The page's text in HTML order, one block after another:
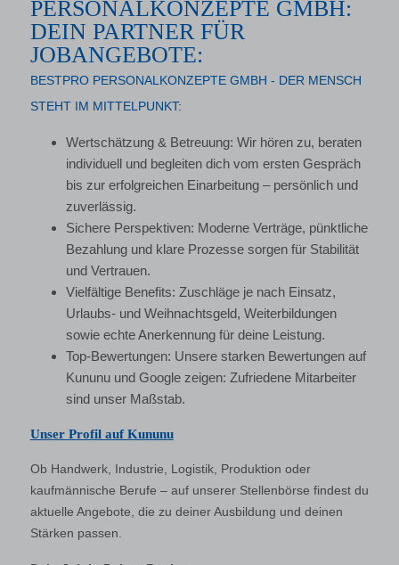
PERSONALKONZEPTE GMBH:
DEIN PARTNER FÜR
JOBANGEBOTE:
BESTPRO PERSONALKONZEPTE GMBH - DER MENSCH
STEHT IM MITTELPUNKT:
Wertschätzung & Betreuung: Wir hören zu, beraten
individuell und begleiten dich vom ersten Gespräch
bis zur erfolgreichen Einarbeitung – persönlich und
zuverlässig.
Sichere Perspektiven: Moderne Verträge, pünktliche
Bezahlung und klare Prozesse sorgen für Stabilität
und Vertrauen.
Vielfältige Benefits: Zuschläge je nach Einsatz,
Urlaubs- und Weihnachtsgeld, Weiterbildungen
sowie echte Anerkennung für deine Leistung.
Top-Bewertungen: Unsere starken Bewertungen auf
Kununu und Google zeigen: Zufriedene Mitarbeiter
sind unser Maßstab.
Unser Profil auf Kununu
Ob Handwerk, Industrie, Logistik, Produktion oder
kaufmännische Berufe – auf unserer Stellenbörse findest du
aktuelle Angebote, die zu deiner Ausbildung und deinen
Stärken passen.